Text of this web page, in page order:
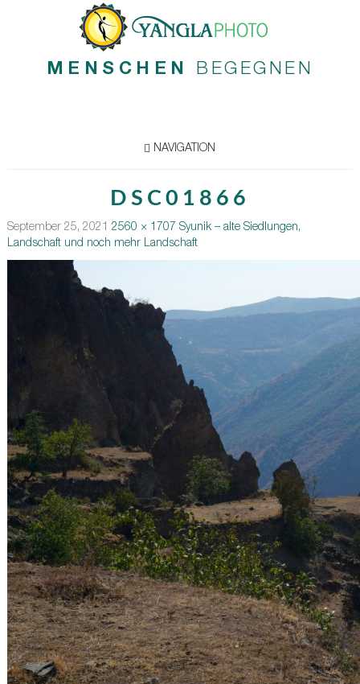
MENSCHEN BEGEGNEN
NAVIGATION
DSC01866
September 25, 2021 2560 × 1707 Syunik – alte Siedlungen,
Landschaft und noch mehr Landschaft